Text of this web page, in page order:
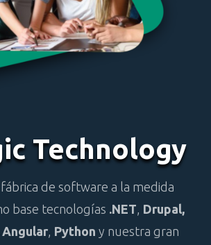
Technology
de software a la medida
base tecnologías .NET Drupal,
Angular, Python y nuestra gran